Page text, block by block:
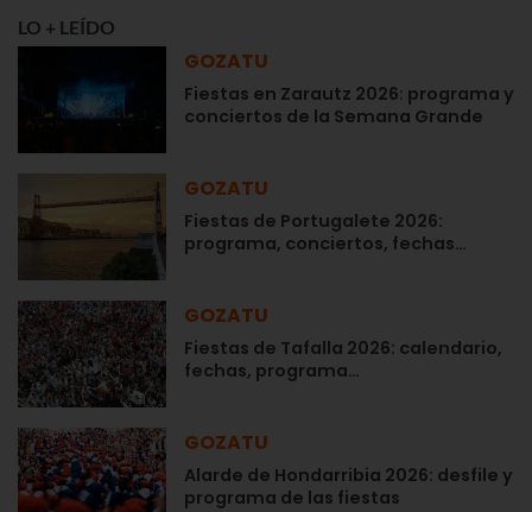
LO + LEÍDO
GOZATU
Fiestas en Zarautz 2026: programa y
conciertos de la Semana Grande
GOZATU
Fiestas de Portugalete 2026:
programa, conciertos, fechas…
GOZATU
Fiestas de Tafalla 2026: calendario,
fechas, programa…
GOZATU
Alarde de Hondarribia 2026: desfile y
programa de las fiestas